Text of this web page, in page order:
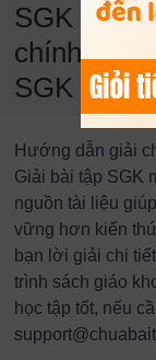
SGK môn
chính xác
SGK trên
Hướng dẫn giải
Giải bài tập SGK
nguồn tài liệu
vững hơn kiến
bạn lời giải chi
trình sách giáo
học tập tốt, nếu